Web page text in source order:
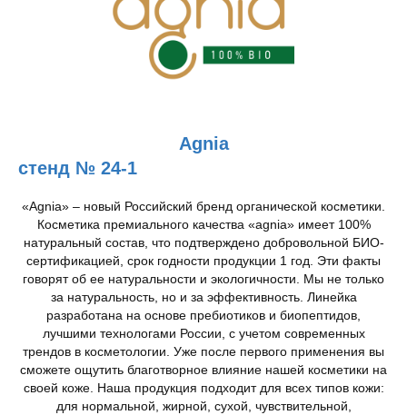
Agnia
стенд № 24-1
«Agnia» – новый Российский бренд органической косметики.
Косметика премиального качества «agnia» имеет 100%
натуральный состав, что подтверждено добровольной БИО-
сертификацией, срок годности продукции 1 год. Эти факты
говорят об ее натуральности и экологичности. Мы не только
за натуральность, но и за эффективность. Линейка
разработана на основе пребиотиков и биопептидов,
лучшими технологами России, с учетом современных
трендов в косметологии. Уже после первого применения вы
сможете ощутить благотворное влияние нашей косметики на
своей коже. Наша продукция подходит для всех типов кожи:
для нормальной, жирной, сухой, чувствительной,